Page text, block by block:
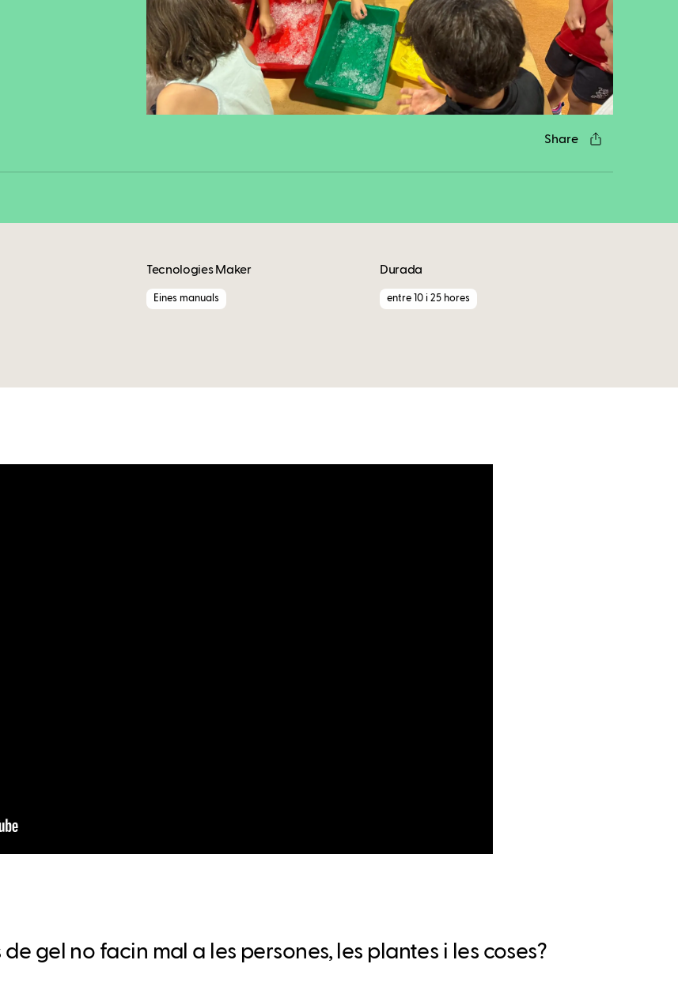
Share
Facebook
Twitter
LinkedIn
WhatsApp
Reddit
Gmail
Email
Tecnologies Maker
Eines manuals
Durada
entre 10 i 25 hores
gel no facin mal a les persones, les plantes i les coses?